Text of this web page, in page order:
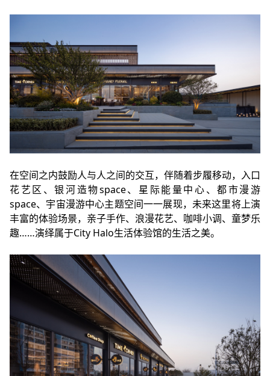
在空间之内鼓励人与人之间的交互，伴随着步履移动，入口
花艺区、银河造物space、星际能量中心、都市漫游
space、宇宙漫游中心主题空间一一展现，未来这里将上演
丰富的体验场景，亲子手作、浪漫花艺、咖啡小调、童梦乐
趣……演绎属于City Halo生活体验馆的生活之美。